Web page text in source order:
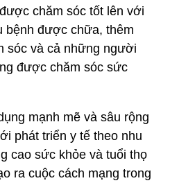
chăm sóc tốt lên với
bệnh được chữa, thêm
sóc và cả những người
được chăm sóc sức
mạnh mẽ và sâu rộng
phát triển y tế theo nhu
cao sức khỏe và tuổi thọ
ra cuộc cách mạng trong